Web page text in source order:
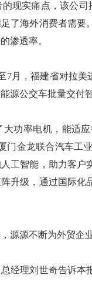
现实痛点，该公
了海外消费者需
渗透率。
，福建省对拉美
源公交车批量交付
率电机，能适应
门金龙联合汽车工
工智能，助力客
升级，通过国际
源不断为外贸企业
理刘世奇告诉本